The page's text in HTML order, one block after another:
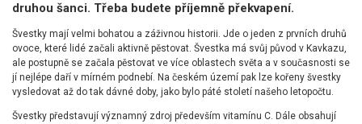
druhou šanci. Třeba budete příjemně překvapení.
Švestky mají velmi bohatou a záživnou historii. Jde o jeden z prvních druhů
ovoce, které lidé začali aktivně pěstovat. Švestka má svůj původ v Kavkazu,
ale postupně se začala pěstovat ve více oblastech světa a v současnosti se
jí nejlépe daří v mírném podnebí. Na českém území pak lze kořeny švestky
vysledovat až do tak dávné doby, jako bylo páté století našeho letopočtu.
Švestky představují významný zdroj především vitamínu C. Dále obsahují